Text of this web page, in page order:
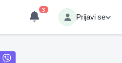
3
Prijavi se